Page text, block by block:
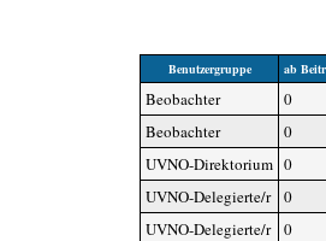
Benutzergruppe ab
Beobachter
0
Beobachter
0
UVNO-Direktorium 0
UVNO-Delegierte/r
0
UVNO-Delegierte/r
0